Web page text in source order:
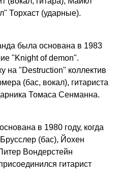
Торхаст (ударные).
была основана в 1983
"Knight of demon".
на "Destruction" коллектив
(бас, вокал), гитариста
Томаса Сенманна.
в 1980 году, когда
(бас), Йохен
Вондерстейн
гитарист